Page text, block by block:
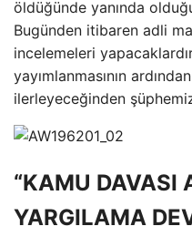
öldüğünde yanında
Bugünden itibaren adli
incelemeleri
yayımlanmasının
ilerleyeceğinden
“KAMU DAVASI
YARGILAMA